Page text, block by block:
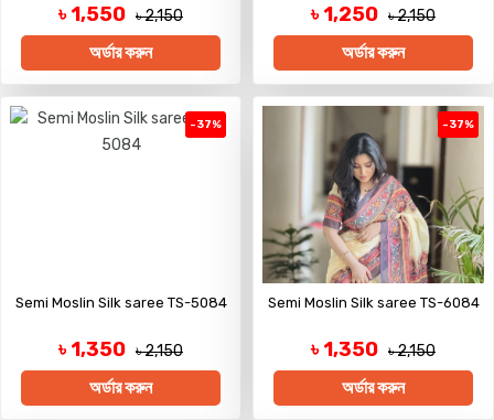
৳ 1,550 ৳ 2,150
অর্ডার করুন
৳ 1,250 ৳ 2,150
অর্ডার করুন
-37%
Semi Moslin Silk saree TS-5084
৳ 1,350 ৳ 2,150
অর্ডার করুন
-37%
Semi Moslin Silk saree TS-6084
৳ 1,350 ৳ 2,150
অর্ডার করুন